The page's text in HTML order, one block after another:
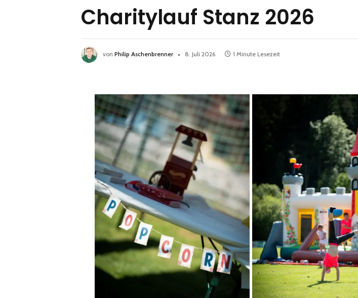
Charitylauf Stanz 2026
von Philip Aschenbrenner 8. Juli 2026 1 Minute Lesezeit